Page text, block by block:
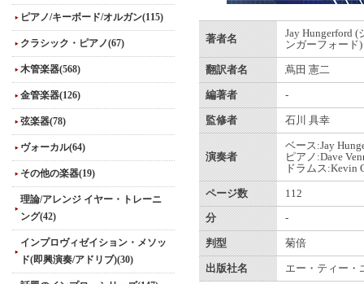
ピアノ/キーボード/オルガン(115)
クラシック・ピアノ(67)
木管楽器(568)
金管楽器(126)
弦楽器(78)
ヴォーカル(64)
その他の楽器(19)
理論/アレンジ イヤー・トレーニ
ング(42)
インプロヴィゼイション・メソッ
ド(即興演奏/アドリブ)(30)
著者名
Jay Hungerford (
ンガーフォード)
翻訳者名 蔦田 憲二
編著者 -
監修者 石川 具幸
演奏者
ベース:Jay
ピアノ:Dave
ドラムス:Kevin
ページ数 112
分 -
判型 菊倍
出版社名 エー・ティー・